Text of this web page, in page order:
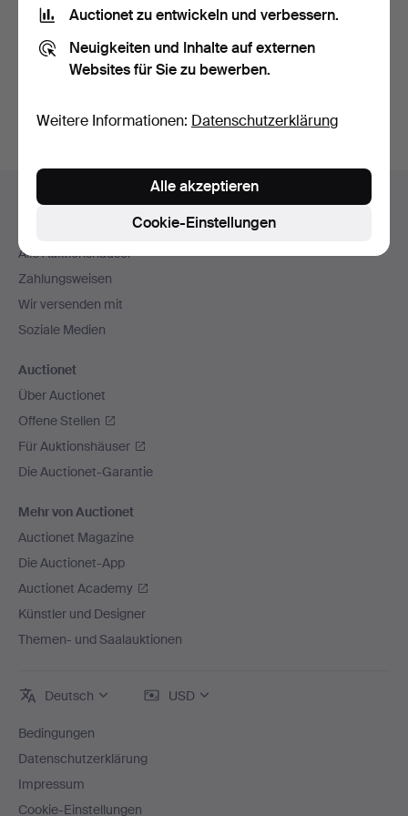
Datenschutzerklärungzur Kenntnis genommen habe.
Konto erstellen
Navigation
Hilfe und Kontakt
Kontakt mit dem Support aufnehmen
Alle Auktionshäuser
Zahlungsweisen
Wir versenden mit
Soziale Medien
Auctionet
Über Auctionet
Offene Stellen
Für Auktionshäuser
Die Auctionet-Garantie
Mehr von Auctionet
Auctionet Magazine
Die Auctionet-App
Auctionet Academy
Künstler und Designer
Themen- und Saalauktionen
Deutsch USD
Bedingungen
Datenschutzerklärung
Impressum
Cookie-Einstellungen
Auctionet zu entwickeln und verbessern.
Neuigkeiten und Inhalte auf externen
Websites für Sie zu bewerben.
Weitere Informationen: Datenschutzerklärung
Cookie-Einstellungen
Alle akzeptieren